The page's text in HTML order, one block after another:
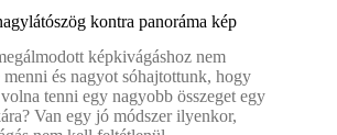
kontra panoráma kép
képkivágáshoz nem
menni és nagyot sóhajtottunk, hogy
tenni egy nagyobb összeget egy
Van egy jó módszer ilyenkor,